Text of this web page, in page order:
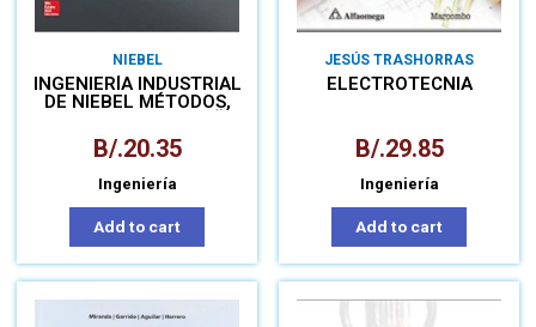
NIEBEL
INGENIERÍA INDUSTRIAL
DE NIEBEL MÉTODOS,
DEL TRABAJO
B/.20.35
Ingeniería
Add to cart
JESÚS TRASHORRAS
MONTECELOS
ELECTROTECNIA
B/.29.85
Ingeniería
Add to cart